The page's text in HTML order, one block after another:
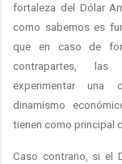
fortaleza del Dólar
como sabemos es
que en caso de
contrapartes, las
experimentar una
dinamismo
tienen como principal
Caso contrario, si el